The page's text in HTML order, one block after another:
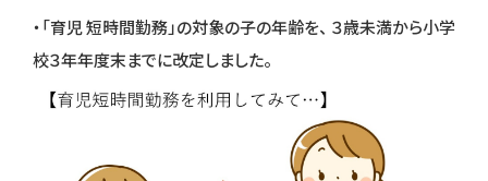
・「育児 短時間勤務」の対象の子の年齢を、 ３歳未満から小学
校３年年度末までに改定しました。